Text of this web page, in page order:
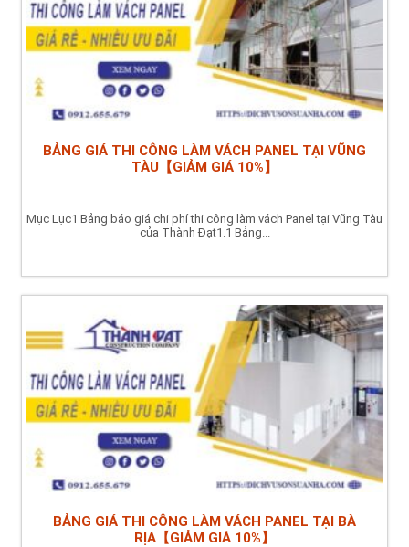
BẢNG GIÁ THI CÔNG LÀM VÁCH PANEL TẠI VŨNG
TÀU【GIẢM GIÁ 10%】
Mục Lục1 Bảng báo giá chi phí thi công làm vách Panel tại Vũng Tàu
của Thành Đạt1.1 Bảng...
BẢNG GIÁ THI CÔNG LÀM VÁCH PANEL TẠI BÀ
RỊA【GIẢM GIÁ 10%】